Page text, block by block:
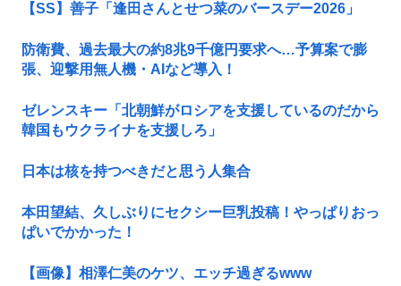
【SS】善子「逢田さんとせつ菜のバースデー2026」
防衛費、過去最大の約8兆9千億円要求へ…予算案で膨
張、迎撃用無人機・AIなど導入！
ゼレンスキー「北朝鮮がロシアを支援しているのだから
韓国もウクライナを支援しろ」
日本は核を持つべきだと思う人集合
本田望結、久しぶりにセクシー巨乳投稿！やっぱりおっ
ぱいでかかった！
【画像】相澤仁美のケツ、エッチ過ぎるwww